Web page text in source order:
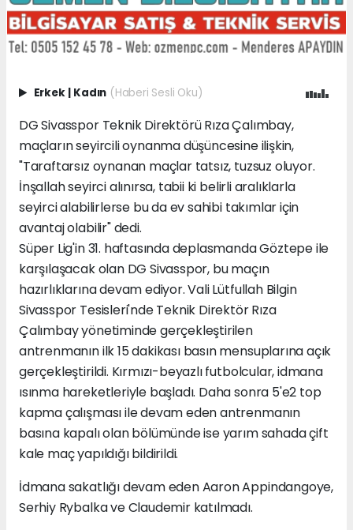
Erkek | Kadın (Haberi Sesli Oku)
DG Sivasspor Teknik Direktörü Rıza Çalımbay,
maçların seyircili oynanma düşüncesine ilişkin,
"Taraftarsız oynanan maçlar tatsız, tuzsuz oluyor.
İnşallah seyirci alınırsa, tabii ki belirli aralıklarla
seyirci alabilirlerse bu da ev sahibi takımlar için
avantaj olabilir" dedi.
Süper Lig'in 31. haftasında deplasmanda Göztepe ile
karşılaşacak olan DG Sivasspor, bu maçın
hazırlıklarına devam ediyor. Vali Lütfullah Bilgin
Sivasspor Tesisleri'nde Teknik Direktör Rıza
Çalımbay yönetiminde gerçekleştirilen
antrenmanın ilk 15 dakikası basın mensuplarına açık
gerçekleştirildi. Kırmızı-beyazlı futbolcular, idmana
ısınma hareketleriyle başladı. Daha sonra 5'e2 top
kapma çalışması ile devam eden antrenmanın
basına kapalı olan bölümünde ise yarım sahada çift
kale maç yapıldığı bildirildi.
İdmana sakatlığı devam eden Aaron Appindangoye,
Serhiy Rybalka ve Claudemir katılmadı.